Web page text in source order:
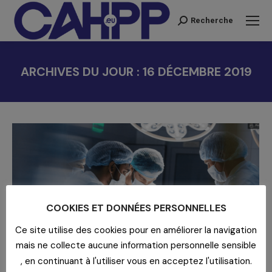
Recherche
Recherche
ARCHIVES DU JOUR : 16 DÉCEMBRE 2019
COOKIES ET DONNÉES PERSONNELLES
Ce site utilise des cookies pour en améliorer la navigation
mais ne collecte aucune information personnelle sensible
, en continuant à l'utiliser vous en acceptez l'utilisation.